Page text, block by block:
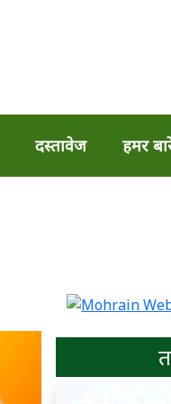
दस्तावेज हमर